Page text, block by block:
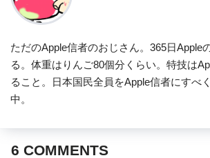
ただのApple信者のおじさん。365日Apple
る。体重はりんご80個分くらい。特技は
ること。日本国民全員をApple信者にすべ
中。
6 COMMENTS